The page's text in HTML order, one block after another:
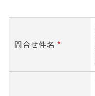
問合せ件名 *